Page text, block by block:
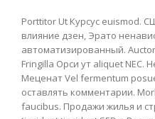
Porttitor Ut Курсус euismod.
влияние дзен, Эрато
автоматизированный.
Fringilla Орси ут aliquet NEC.
Меценат Vel fermentum
оставлять комментарии.
faucibus. Продажи жилья и